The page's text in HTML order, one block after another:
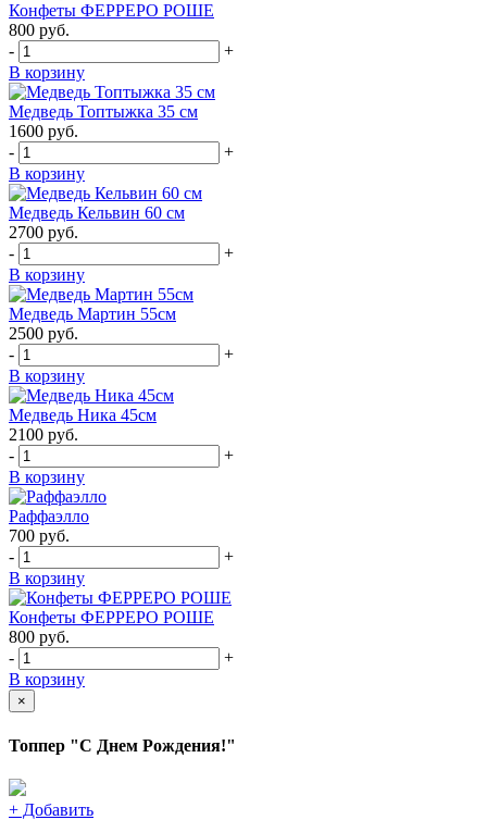
Конфеты ФЕРРЕРО РОШЕ
800 руб.
-
+
В корзину
Медведь Топтыжка 35 см
1600 руб.
-
+
В корзину
Медведь Кельвин 60 см
2700 руб.
-
+
В корзину
Медведь Мартин 55см
2500 руб.
-
+
В корзину
Медведь Ника 45см
2100 руб.
-
+
В корзину
Раффаэлло
700 руб.
-
+
В корзину
Конфеты ФЕРРЕРО РОШЕ
800 руб.
-
+
В корзину
×
Топпер "С Днем Рождения!"
+ Добавить